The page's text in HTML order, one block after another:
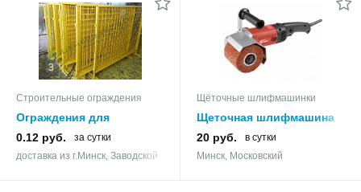
3
Строительные ограждения
Ограждения для
строительных площадок
0.12 руб.
за сутки
доставка из г.Минск, Заводской
Щёточные шлифмашинки
Щеточная шлифмашина
WORTEX WS 1014 S
20 руб.
в сутки
Минск, Московский